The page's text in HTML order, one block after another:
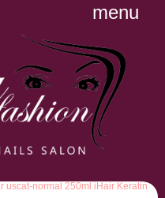
menu
uscat-normal 250ml iHair Keratin